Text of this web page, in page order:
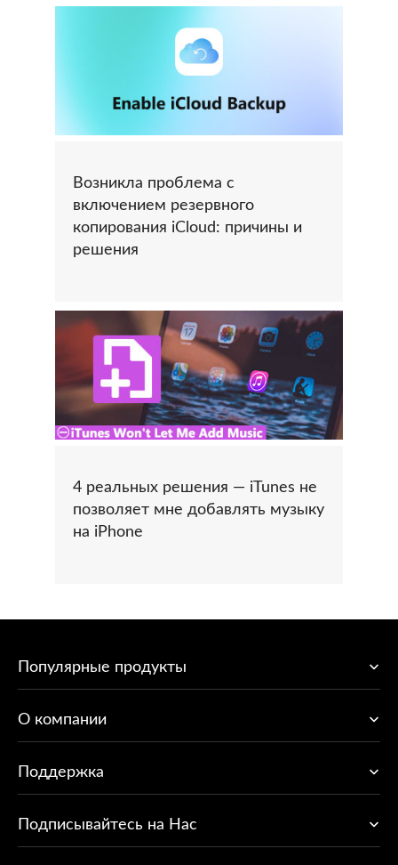
Возникла проблема с
включением резервного
копирования iCloud: причины и
решения
4 реальных решения — iTunes не
позволяет мне добавлять музыку
на iPhone
Популярные продукты
O компании
Поддержка
Подписывайтесь на Нас